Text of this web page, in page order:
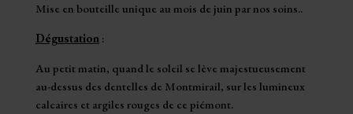
Mise en bouteille unique au mois de juin par nos soins..
Dégustation:
Au petit matin, quand le soleil se lève majestueusement
au-dessus des dentelles de Montmirail, sur les lumineux
calcaires et argiles rouges de ce piémont.